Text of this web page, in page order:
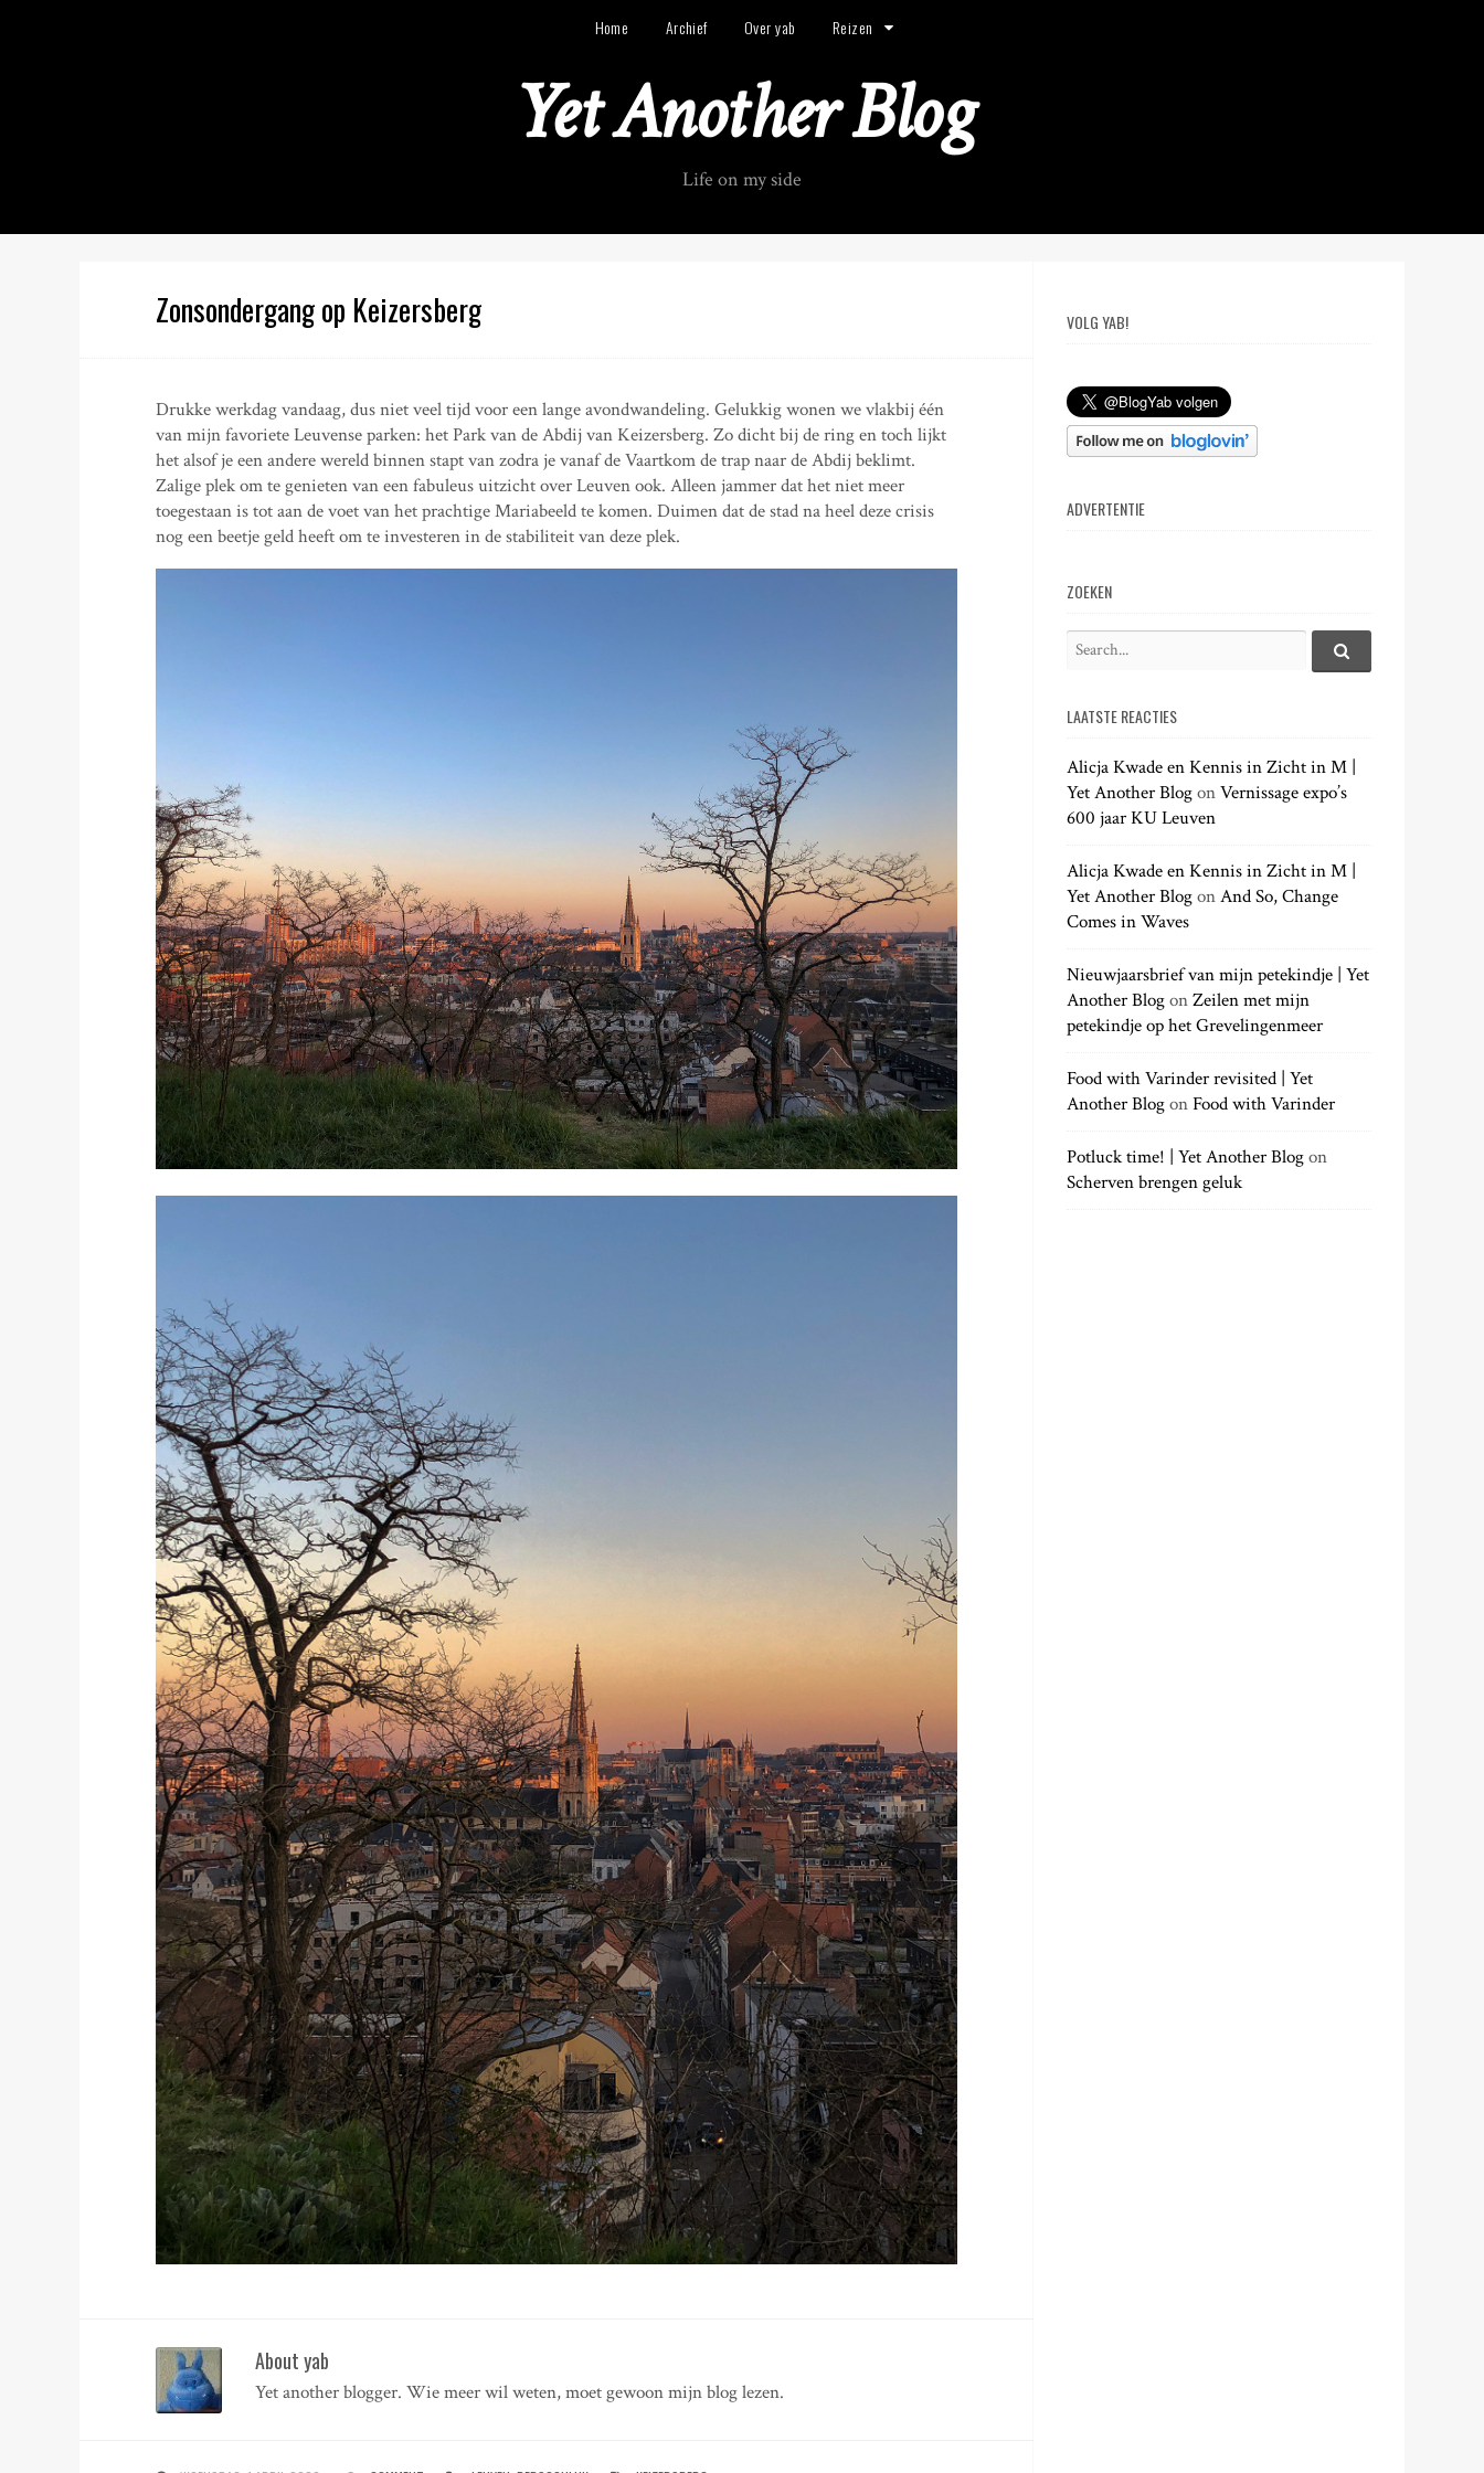
t
Home Archief Over yab Reizen
Yet Another Blog
Life on my side
Zonsondergang op Keizersberg
Drukke werkdag vandaag, dus niet veel tijd voor een lange avondwandeling. Gelukkig wonen we vlakbij één
van mijn favoriete Leuvense parken: het Park van de Abdij van Keizersberg. Zo dicht bij de ring en toch lijkt
het alsof je een andere wereld binnen stapt van zodra je vanaf de Vaartkom de trap naar de Abdij beklimt.
Zalige plek om te genieten van een fabuleus uitzicht over Leuven ook. Alleen jammer dat het niet meer
toegestaan is tot aan de voet van het prachtige Mariabeeld te komen. Duimen dat de stad na heel deze crisis
nog een beetje geld heeft om te investeren in de stabiliteit van deze plek.
About yab
Yet another blogger. Wie meer wil weten, moet gewoon mijn blog lezen.
VOLG YAB!
ADVERTENTIE
ZOEKEN
r
h
f
o
:
S
h
.
LAATSTE REACTIES
Alicja Kwade en Kennis in Zicht in M |
Yet Another BlogonVernissage expo’s
600 jaar KU Leuven
Alicja Kwade en Kennis in Zicht in M |
Yet Another BlogonAnd So, Change
Comes in Waves
Nieuwjaarsbrief van mijn petekindje | Yet
Another BlogonZeilen met mijn
petekindje op het Grevelingenmeer
Food with Varinder revisited | Yet
Another BlogonFood with Varinder
Potluck time! | Yet Another Blogon
Scherven brengen geluk